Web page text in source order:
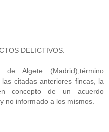
DELICTIVOS.
de Algete (Madrid),término
citadas anteriores fincas, la
concepto de un acuerdo
no informado a los mismos.